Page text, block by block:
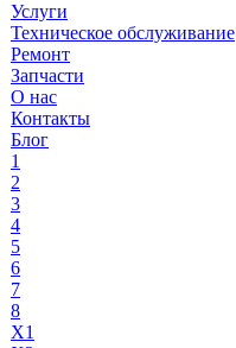
Услуги
Техническое обслуживание
Ремонт
Запчасти
О нас
Контакты
Блог
1
2
3
4
5
6
7
8
X1